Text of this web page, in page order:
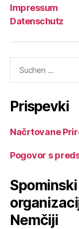
Impressum
Datenschutz
nach:
Prispevki
Načrtovane
Pogovor s
Nemčiji